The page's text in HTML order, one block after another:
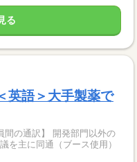
る
英語＞大手製薬で
間の通訳】 開発部門以外の
を主に同通（ブース使用）